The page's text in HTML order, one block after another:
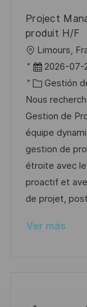
b
c
ó
a
Project
produit H/F
U
b
c
a
c
i
ó
n
Limours,
F
e
c
h
a
d
e
p
u
l
2026-07-
C
a
t
e
g
o
r
í
Gestión
Nous
Gestion de
équipe
gestion de
étroite avec
proactif et
de projet,
Ver más